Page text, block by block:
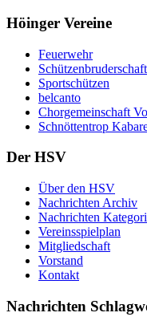
Höinger Vereine
Feuerwehr
Schützenbruderschaft
Sportschützen
belcanto
Chorgemeinschaft
Schnöttentrop
Der HSV
Über den HSV
Nachrichten Archiv
Nachrichten
Vereinsspielplan
Mitgliedschaft
Vorstand
Kontakt
Nachrichten